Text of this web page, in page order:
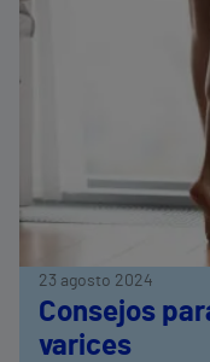
23 agosto 2024
Consejos
varices